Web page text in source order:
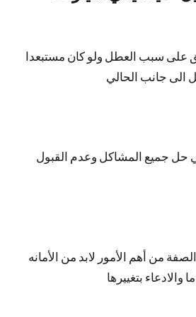
على سبب العطل ولو كان مستبعدا
الى جانب الحالي
حل جميع المشاكل وعدم القبول
من أهم الأمور لابد من الأمانه
بتغييرها